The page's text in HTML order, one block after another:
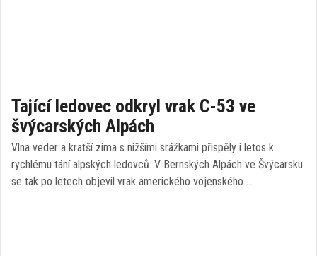
Tající ledovec odkryl vrak C-53 ve
švýcarských Alpách
Vlna veder a kratší zima s nižšími srážkami přispěly i letos k
rychlému tání alpských ledovců. V Bernských Alpách ve Švýcarsku
se tak po letech objevil vrak amerického vojenského …